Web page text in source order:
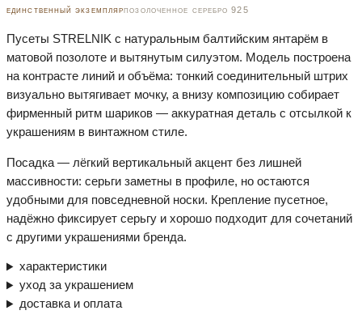
единственный экземплярпозолоченное серебро 925
Пусеты STRELNIK с натуральным балтийским янтарём в
матовой позолоте и вытянутым силуэтом. Модель построена
на контрасте линий и объёма: тонкий соединительный штрих
визуально вытягивает мочку, а внизу композицию собирает
фирменный ритм шариков — аккуратная деталь с отсылкой к
украшениям в винтажном стиле.
Посадка — лёгкий вертикальный акцент без лишней
массивности: серьги заметны в профиле, но остаются
удобными для повседневной носки. Крепление пусетное,
надёжно фиксирует серьгу и хорошо подходит для сочетаний
с другими украшениями бренда.
характеристики
уход за украшением
доставка и оплата